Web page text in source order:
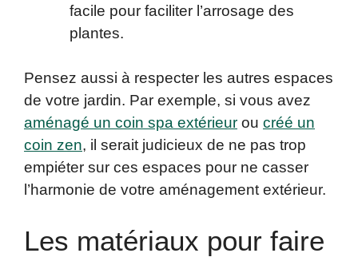
facile pour faciliter l’arrosage des
plantes.
Pensez aussi à respecter les autres espaces
de votre jardin. Par exemple, si vous avez
aménagé un coin spa extérieur ou créé un
coin zen, il serait judicieux de ne pas trop
empiéter sur ces espaces pour ne casser
l’harmonie de votre aménagement extérieur.
Les matériaux pour faire